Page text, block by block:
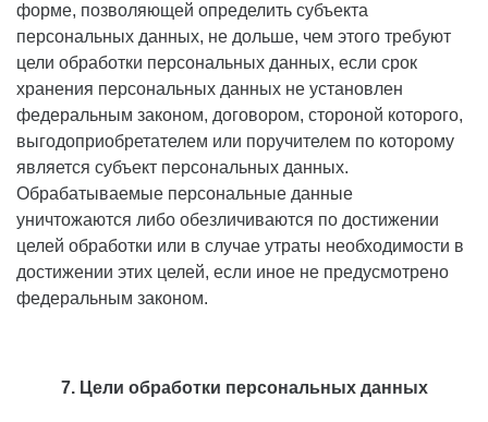
форме, позволяющей определить субъекта
персональных данных, не дольше, чем этого требуют
цели обработки персональных данных, если срок
хранения персональных данных не установлен
федеральным законом, договором, стороной которого,
выгодоприобретателем или поручителем по которому
является субъект персональных данных.
Обрабатываемые персональные данные
уничтожаются либо обезличиваются по достижении
целей обработки или в случае утраты необходимости в
достижении этих целей, если иное не предусмотрено
федеральным законом.
7. Цели обработки персональных данных